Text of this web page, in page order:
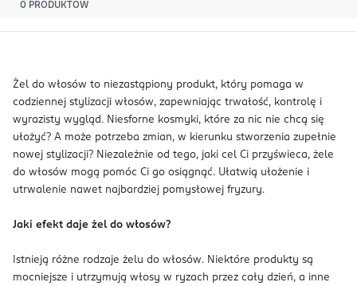
0 PRODUKTÓW
Żel do włosów to niezastąpiony produkt, który pomaga w
codziennej stylizacji włosów, zapewniając trwałość, kontrolę i
wyrazisty wygląd. Niesforne kosmyki, które za nic nie chcą się
ułożyć? A może potrzeba zmian, w kierunku stworzenia zupełnie
nowej stylizacji? Niezależnie od tego, jaki cel Ci przyświeca, żele
do włosów mogą pomóc Ci go osiągnąć. Ułatwią ułożenie i
utrwalenie nawet najbardziej pomysłowej fryzury.
Jaki efekt daje żel do włosów?
Istnieją różne rodzaje żelu do włosów. Niektóre produkty są
mocniejsze i utrzymują włosy w ryzach przez cały dzień, a inne